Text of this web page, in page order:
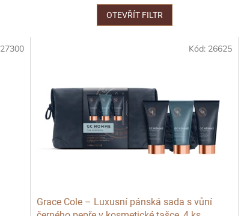
OTEVŘÍT FILTR
27300
Grace Cole – Luxusní pánská sada s vůní
Kód: 26625